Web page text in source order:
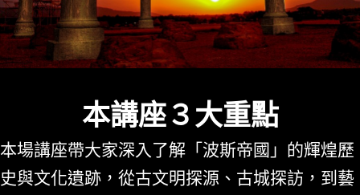
本講座３大重點
本場講座帶大家深入了解「波斯帝國」的輝煌歷
史與文化遺跡，從古文明探源、古城探訪，到藝